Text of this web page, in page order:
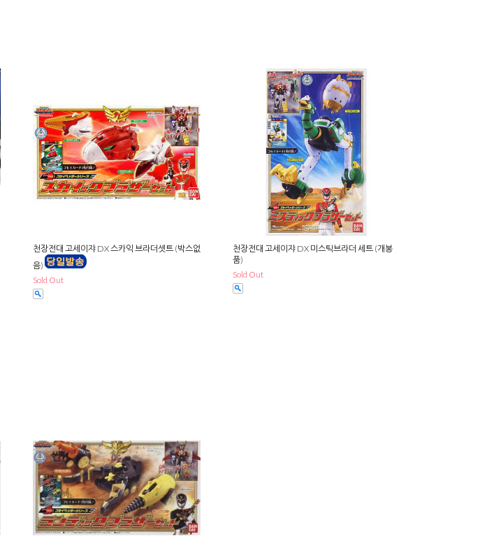
천장전대 고세이쟈 DX 스카익 브라더셋트 (박스없
음)
Sold Out
천장전대 고세이쟈 DX 미스틱브라더 세트 (개봉
품)
Sold Out